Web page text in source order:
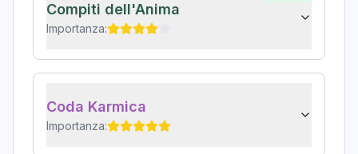
Compiti dell'Anima
Importanza:
Coda Karmica
Importanza: